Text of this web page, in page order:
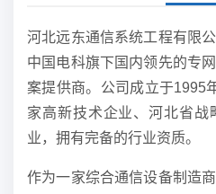
河北远东通信系统工程有限
中国电科旗下国内领先的专
案提供商。公司成立于1995
家高新技术企业、河北省战
业，拥有完备的行业资质。
作为一家综合通信设备制造